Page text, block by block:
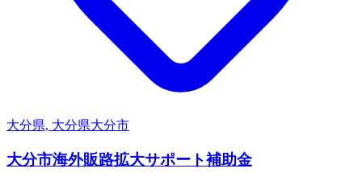
大分県, 大分県大分市
大分市海外販路拡大サポート補助金